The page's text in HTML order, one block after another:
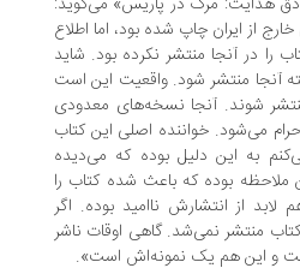
چاپ شده بود، اما اطلاع
آنجا منتشر نکرده بود. شاید
منتشر شود. واقعیت این است
آنجا نسخه‌های معدودی
خواننده اصلی این کتاب
این دلیل بوده که می‌دیده
بوده که باعث شده کتاب را
انتشارش ناامید بوده. اگر
نمی‌شد. گاهی اوقات ناشر
هم یک نمونه‌اش است‌».